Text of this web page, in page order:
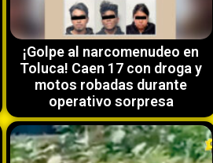
¡Golpe al narcomenudeo en
Toluca! Caen 17 con droga y
motos robadas durante
operativo sorpresa